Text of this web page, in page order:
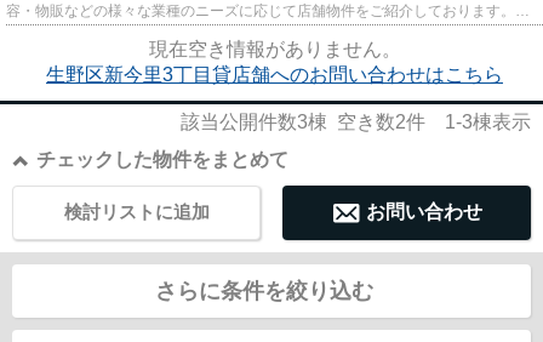
容・物販などの様々な業種のニーズに応じて店舗物件をご紹介しております。
尚、弊社ではおとり広告は一切...
現在空き情報がありません。
生野区新今里3丁目貸店舗へのお問い合わせはこちら
該当公開件数3棟 空き数2件 1-3棟表示
チェックした物件をまとめて
お問い合わせ
検討リストに追加
さらに条件を絞り込む